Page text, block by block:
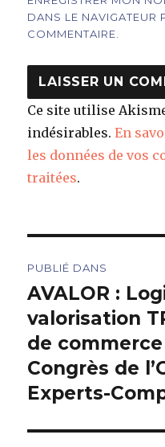
DANS LE NAVIGATEUR
COMMENTAIRE.
Ce site utilise
indésirables.En
les données de vos
traitées.
de
l’article
PUBLIÉ DANS
AVALOR :
valorisation
de
Congrès de
Experts-